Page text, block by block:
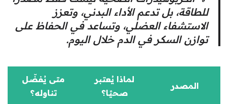
للطاقة، بل تدعم الأداء البدني، وتعزز
الاستشفاء العضلي، وتساعد في الحفاظ على
توازن السكر في الدم خلال اليوم.
المصدر
لماذا يُعتبر
صحيًا؟
متى يُفضّل
تناوله؟